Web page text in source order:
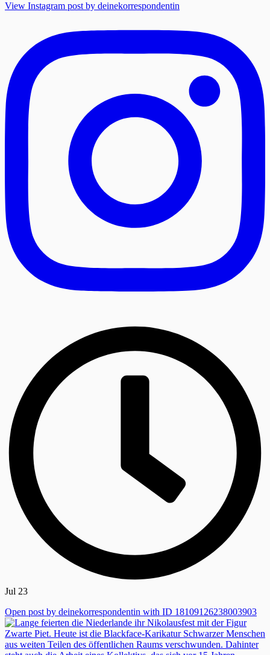
View Instagram post by deinekorrespondentin
Jul 23
Open post by deinekorrespondentin with ID 18109126238003903